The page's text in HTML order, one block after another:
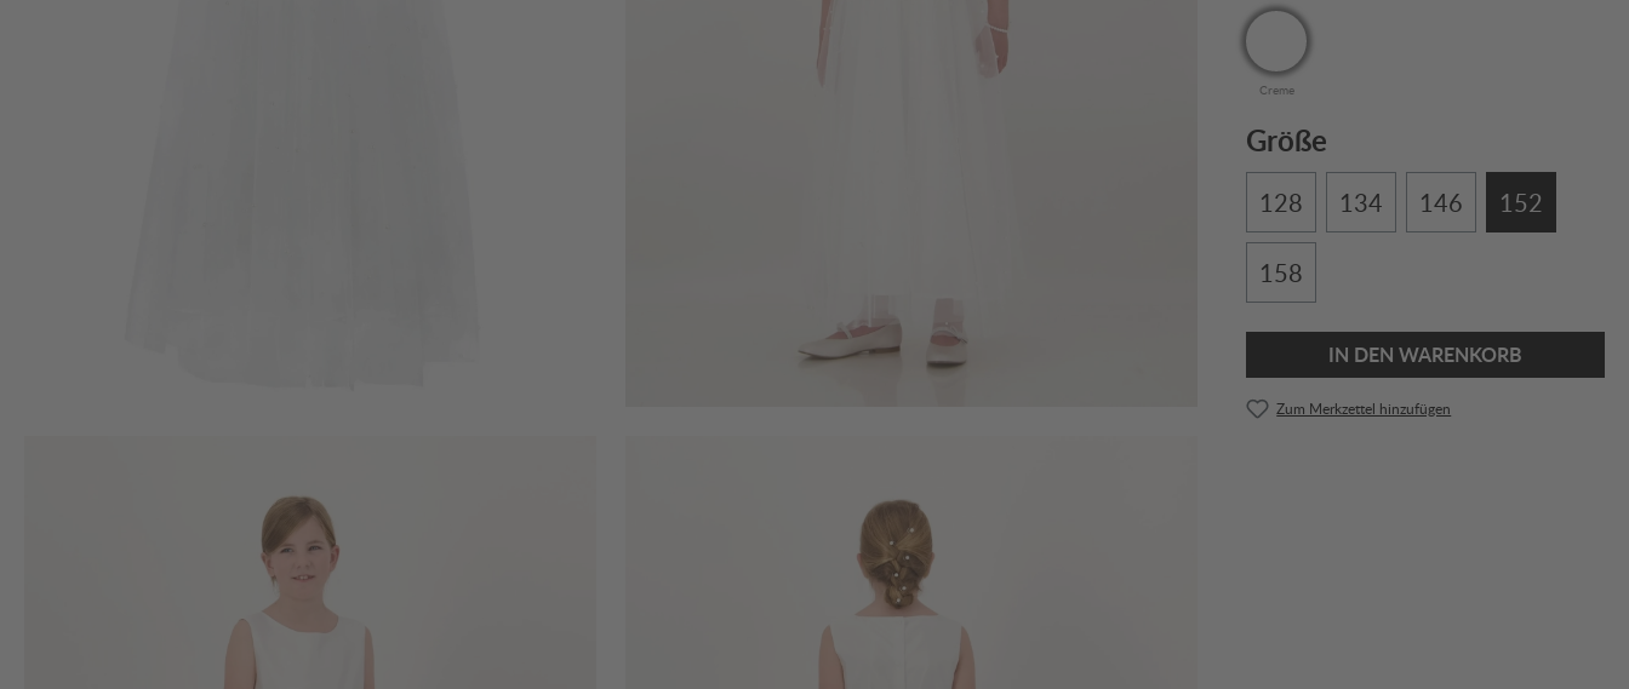
Creme
Größe
128 134 146 152
158
IN DEN WARENKORB
Zum Merkzettel hinzufügen